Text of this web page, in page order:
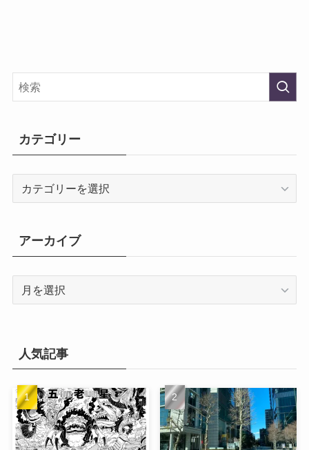
カテゴリー
リ
ー
アーカイブ
人気記事